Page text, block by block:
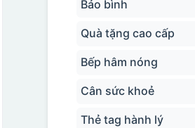
Bảo bình
Quà tặng cao cấp
Bếp hâm nóng
Cân sức khoẻ
Thẻ tag hành lý